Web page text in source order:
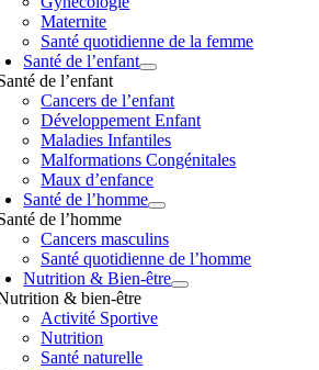
Maternite
Santé quotidienne de la femme
Santé de l’enfant
de l’enfant
Cancers de l’enfant
Développement Enfant
Maladies Infantiles
Malformations Congénitales
Maux d’enfance
Santé de l’homme
de l’homme
Cancers masculins
Santé quotidienne de l’homme
Nutrition & Bien-être
& bien-être
Activité Sportive
Nutrition
Santé naturelle